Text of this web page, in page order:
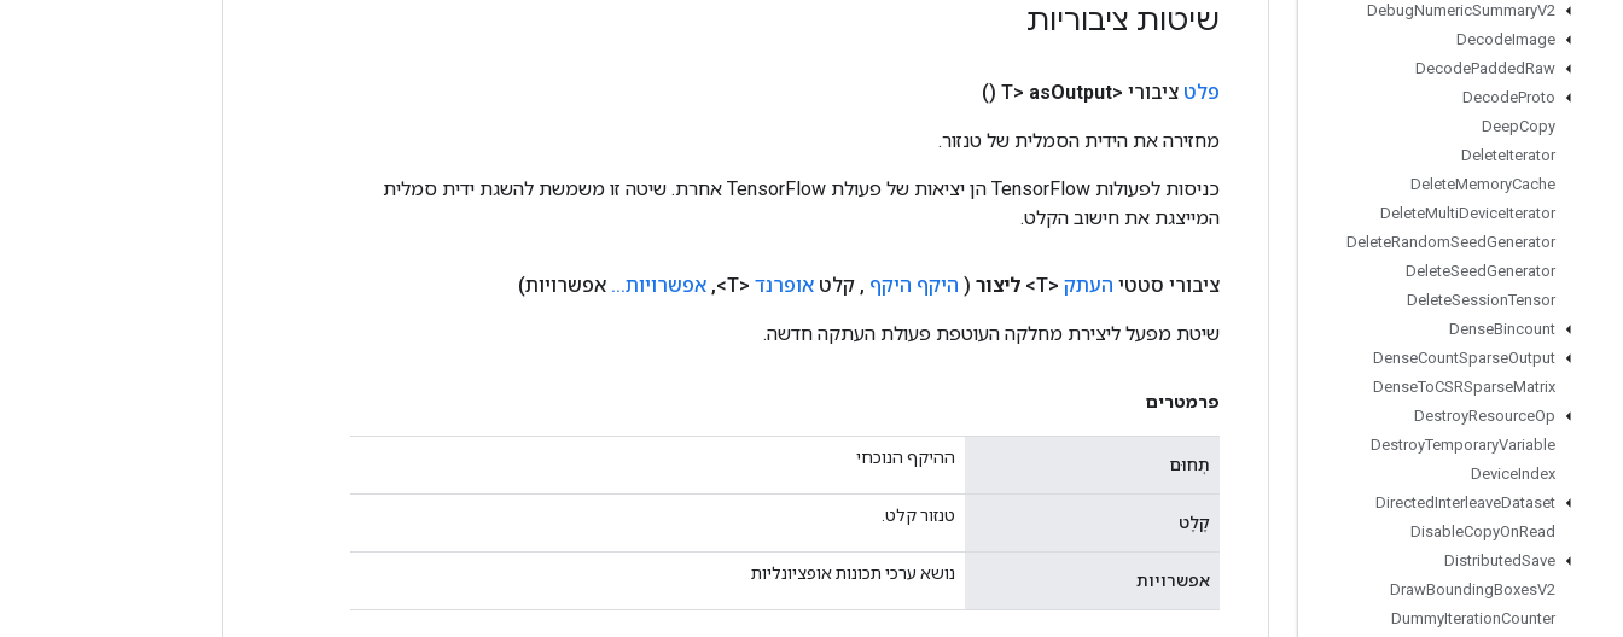
DebugNumericSummaryV2
DecodeImage
DecodePaddedRaw
DecodeProto
DeepCopy
DeleteIterator
DeleteMemoryCache
DeleteMultiDeviceIterator
DeleteRandomSeedGenerator
DeleteSeedGenerator
DeleteSessionTensor
DenseBincount
DenseCountSparseOutput
DenseToCSRSparseMatrix
DestroyResourceOp
DestroyTemporaryVariable
DeviceIndex
DirectedInterleaveDataset
DisableCopyOnRead
DistributedSave
DrawBoundingBoxesV2
DummyIterationCounter
שיטות ציבוריות
פלט ציבורי <T> asOutput
()
מחזירה את הידית הסמלית של טנזור.
כניסות לפעולות TensorFlow הן יציאות של פעולת TensorFlow אחרת. שיטה זו משמשת להשגת ידית סמלית
המייצגת את חישוב הקלט.
ציבורי סטטי העתק <T> ליצור ( היקף היקף , קלט אופרנד <T>
, אפשרויות.
.
. אפשרויות)
שיטת מפעל ליצירת מחלקה העוטפת פעולת העתקה חדשה.
פרמטרים
תְחוּם ההיקף הנוכחי
קֶלֶט טנזור קלט.
אפשרויות נושא ערכי תכונות אופציונליות